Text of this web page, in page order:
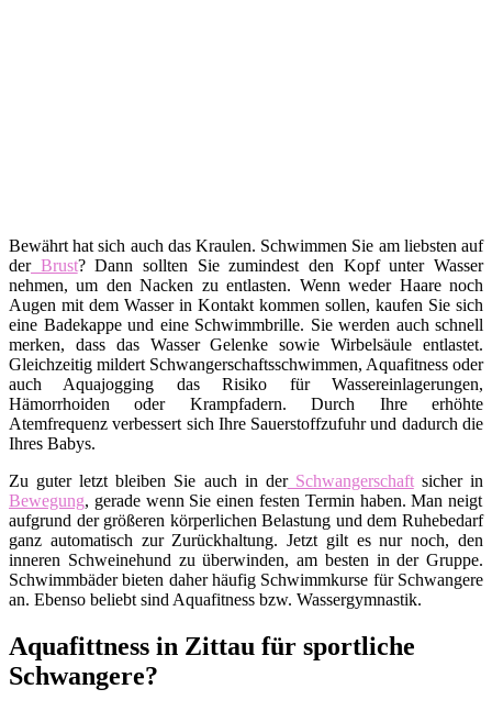
Bewährt hat sich auch das Kraulen. Schwimmen Sie am liebsten auf
derBrust? Dann sollten Sie zumindest den Kopf unter Wasser
nehmen, um den Nacken zu entlasten. Wenn weder Haare noch
Augen mit dem Wasser in Kontakt kommen sollen, kaufen Sie sich
eine Badekappe und eine Schwimmbrille. Sie werden auch schnell
merken, dass das Wasser Gelenke sowie Wirbelsäule entlastet.
Gleichzeitig mildert Schwangerschaftsschwimmen, Aquafitness oder
auch Aquajogging das Risiko für Wassereinlagerungen,
Hämorrhoiden oder Krampfadern. Durch Ihre erhöhte
Atemfrequenz verbessert sich Ihre Sauerstoffzufuhr und dadurch die
Ihres Babys.
Zu guter letzt bleiben Sie auch in derSchwangerschaftsicher in
Bewegung, gerade wenn Sie einen festen Termin haben. Man neigt
aufgrund der größeren körperlichen Belastung und dem Ruhebedarf
ganz automatisch zur Zurückhaltung. Jetzt gilt es nur noch, den
inneren Schweinehund zu überwinden, am besten in der Gruppe.
Schwimmbäder bieten daher häufig Schwimmkurse für Schwangere
an. Ebenso beliebt sind Aquafitness bzw. Wassergymnastik.
Aquafittness in Zittau für sportliche
Schwangere?